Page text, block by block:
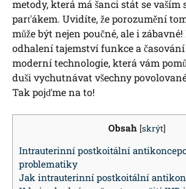
metody, která má šanci stát se vaším
parťákem. Uvidíte, že porozumění
může být nejen poučné, ale i
odhalení tajemství funkce a
moderní technologie, která vám
duši vychutnávat všechny
Tak pojďme na to!
Obsah [skrýt]
Intrauterinní postkoitální
problematiky
Jak intrauterinní postkoitální